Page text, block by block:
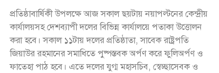
প্রতিষ্ঠাবার্ষিকী উপলক্ষে আজ সকাল ছয়টায় নয়াপল্টনের কেন্দ্রীয়
কার্যালয়সহ দেশব্যাপী দলের বিভিন্ন কার্যালয়ে পতাকা উত্তোলন
করা হবে। সকাল ১১টায় দলের প্রতিষ্ঠাতা, সাবেক রাষ্ট্রপতি
জিয়াউর রহমানের সমাধিতে পুষ্পস্তবক অর্পণ করে ফুলিঅর্পণ ও
ফাতেহা পাঠ হবে। এতে দলের যুগ্ম মহাসচিব, স্বেচ্ছাসেবক ও